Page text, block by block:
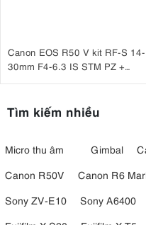
Canon EOS R50 V kit RF-S 14-
30mm F4-6.3 IS STM PZ +
Tìm kiếm nhiều
Micro thu âm Gimbal
Canon R50V
Canon R6
Sony ZV-E10
Sony A6400